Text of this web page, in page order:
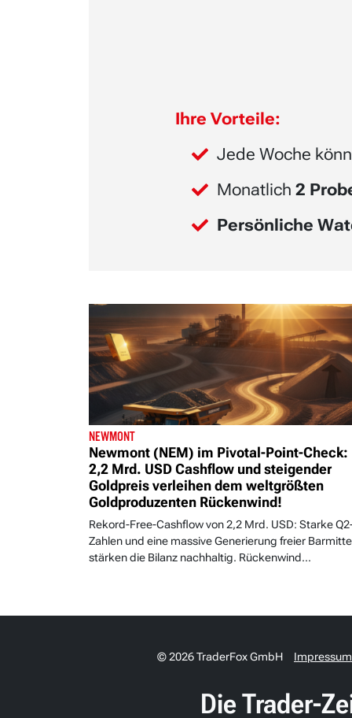
Ihre Vorteile:
Jede Woche
Monatlich 2
Persönliche
NEWMONT
Newmont (NEM) im Pivotal-Point-Check:
2,2 Mrd. USD Cashflow und steigender
Goldpreis verleihen dem weltgrößten
Goldproduzenten Rückenwind!
Rekord-Free-Cashflow von 2,2 Mrd. USD: Starke
Zahlen und eine massive Generierung freier
stärken die Bilanz nachhaltig. Rückenwind...
© 2026 TraderFox GmbH Impressum
Die Trader-